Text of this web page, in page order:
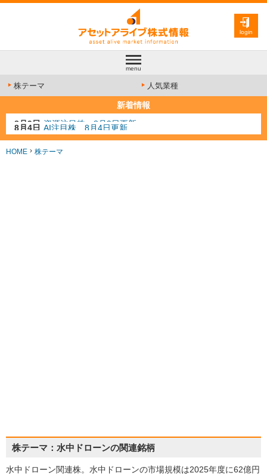
login
menu
株テーマ 人気業種
新着情報
8月4日 AI注目株 8月4日更新
8月3日 人気業種注目株 8月3日更新
8月2日 金融注目株 8月2日更新
HOME 株テーマ
株テーマ：水中ドローンの関連銘柄
水中ドローン関連株。水中ドローンの市場規模は2025年度に62億円